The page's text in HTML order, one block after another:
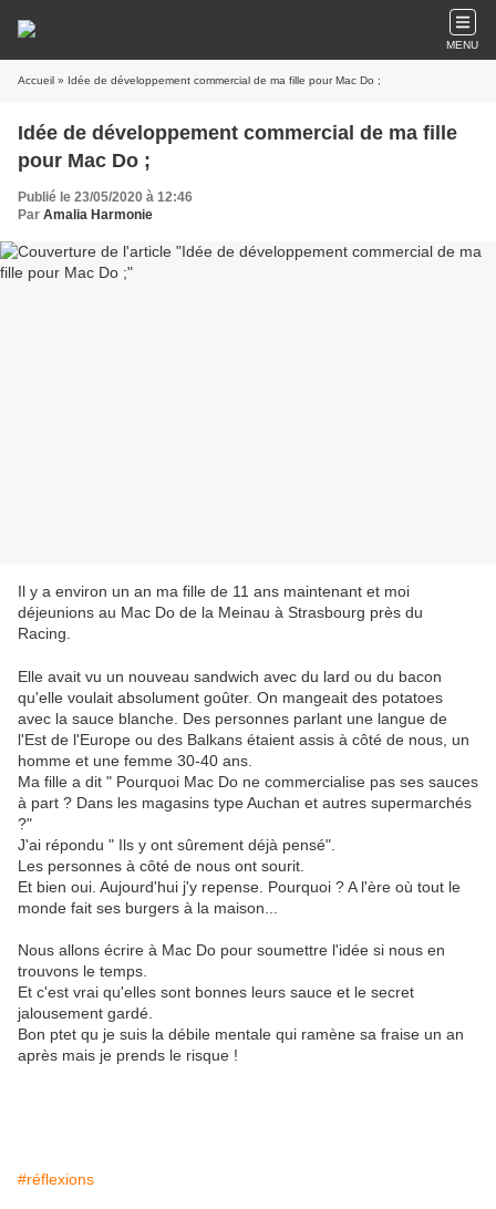
MENU
Accueil » Idée de développement commercial de ma fille pour Mac Do ;
Idée de développement commercial de ma fille
pour Mac Do ;
Publié le 23/05/2020 à 12:46
Par Amalia Harmonie
Il y a environ un an ma fille de 11 ans maintenant et moi
déjeunions au Mac Do de la Meinau à Strasbourg près du
Racing.
Elle avait vu un nouveau sandwich avec du lard ou du bacon
qu'elle voulait absolument goûter. On mangeait des potatoes
avec la sauce blanche. Des personnes parlant une langue de
l'Est de l'Europe ou des Balkans étaient assis à côté de nous, un
homme et une femme 30-40 ans.
Ma fille a dit " Pourquoi Mac Do ne commercialise pas ses sauces
à part ? Dans les magasins type Auchan et autres supermarchés
?"
J'ai répondu " Ils y ont sûrement déjà pensé".
Les personnes à côté de nous ont sourit.
Et bien oui. Aujourd'hui j'y repense. Pourquoi ? A l'ère où tout le
monde fait ses burgers à la maison...
Nous allons écrire à Mac Do pour soumettre l'idée si nous en
trouvons le temps.
Et c'est vrai qu'elles sont bonnes leurs sauce et le secret
jalousement gardé.
Bon ptet qu je suis la débile mentale qui ramène sa fraise un an
après mais je prends le risque !
#réflexions